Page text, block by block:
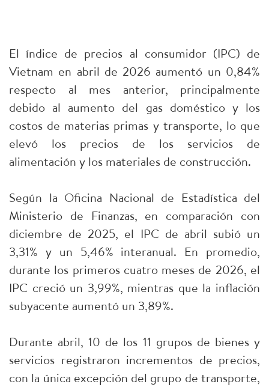
El índice de precios al consumidor (IPC) de
Vietnam en abril de 2026 aumentó un 0,84%
respecto al mes anterior, principalmente
debido al aumento del gas doméstico y los
costos de materias primas y transporte, lo que
elevó los precios de los servicios de
alimentación y los materiales de construcción.
Según la Oficina Nacional de Estadística del
Ministerio de Finanzas, en comparación con
diciembre de 2025, el IPC de abril subió un
3,31% y un 5,46% interanual. En promedio,
durante los primeros cuatro meses de 2026, el
IPC creció un 3,99%, mientras que la inflación
subyacente aumentó un 3,89%.
Durante abril, 10 de los 11 grupos de bienes y
servicios registraron incrementos de precios,
con la única excepción del grupo de transporte,